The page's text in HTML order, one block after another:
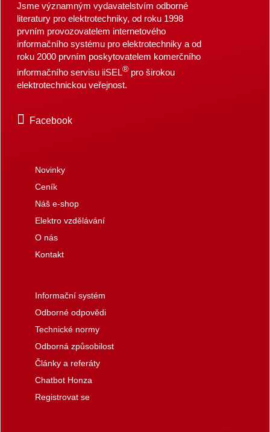
Jsme významným vydavatelstvím odborné
literatury pro elektrotechniky, od roku 1998
prvním provozovatelem internetového
informačního systému pro elektrotechniky a od
roku 2000 prvním poskytovatelem komerčního
informačního servisu iiSEL®pro širokou
elektrotechnickou veřejnost.
Facebook
Novinky
Ceník
Náš e-shop
Elektro vzdělávání
O nás
Kontakt
Informační systém
Odborné odpovědi
Technické normy
Odborná způsobilost
Články a referáty
Chatbot Honza
Registrovat se